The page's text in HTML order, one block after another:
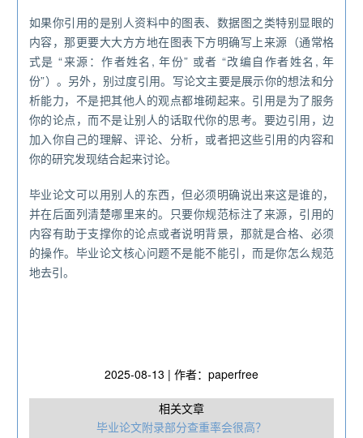
如果你引用的是别人资料中的图表、数据图之类特别显眼的
内容，那更要大大方方地在图表下方明确写上来源（通常格
式是 “来源：作者姓名, 年份” 或者 “改编自作者姓名, 年
份”）。另外，别过度引用。写论文主要是展示你的想法和分
析能力，不是把其他人的观点都堆砌起来。引用是为了服务
你的论点，而不是让别人的话取代你的思考。要边引用，边
加入你自己的理解、评论、分析，或者把这些引用的内容和
你的研究发现结合起来讨论。
毕业论文可以用别人的东西，但必须明确说出来这是谁的，
并在后面列清楚哪里来的。只要你规范标注了来源，引用的
内容有助于支撑你的论点或者说明背景，那就是合格、必须
的操作。毕业论文核心问题不是能不能引，而是你怎么规范
地去引。
2025-08-13 | 作者：paperfree
相关文章
毕业论文附录部分查重率会很高？